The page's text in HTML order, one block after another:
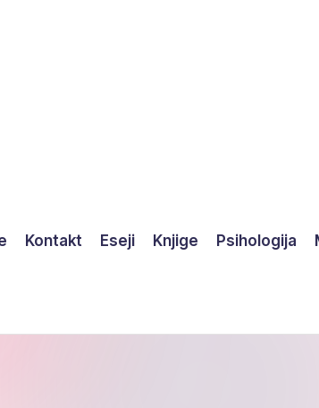
Kontakt Eseji Knjige Psihologija